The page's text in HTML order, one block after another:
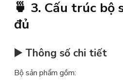
🍵 3. Cấu trúc bộ
đủ
▶️ Thông số chi tiết
Bộ sản phẩm gồm: